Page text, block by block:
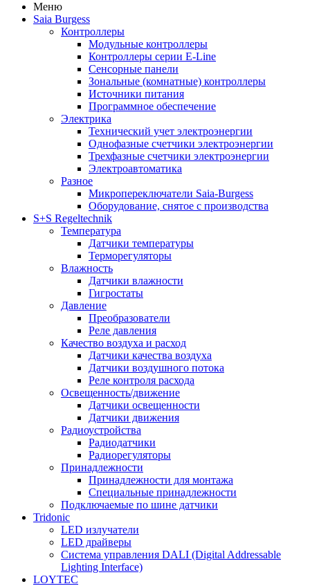
Меню
Saia Burgess
Контроллеры
Модульные контроллеры
Контроллеры серии E-Line
Сенсорные панели
Зональные (комнатные) контроллеры
Источники питания
Программное обеспечение
Электрика
Технический учет электроэнергии
Однофазные счетчики электроэнергии
Трехфазные счетчики электроэнергии
Электроавтоматика
Разное
Микропереключатели Saia-Burgess
Оборудование, снятое с производства
S+S Regeltechnik
Температура
Датчики температуры
Терморегуляторы
Влажность
Датчики влажности
Гигростаты
Давление
Преобразователи
Реле давления
Качество воздуха и расход
Датчики качества воздуха
Датчики воздушного потока
Реле контроля расхода
Освещенность/движение
Датчики освещенности
Датчики движения
Радиоустройства
Радиодатчики
Радиорегуляторы
Принадлежности
Принадлежности для монтажа
Специальные принадлежности
Подключаемые по шине датчики
Tridonic
LED излучатели
LED драйверы
Система управления DALI (Digital Addressable
Lighting Interface)
LOYTEC